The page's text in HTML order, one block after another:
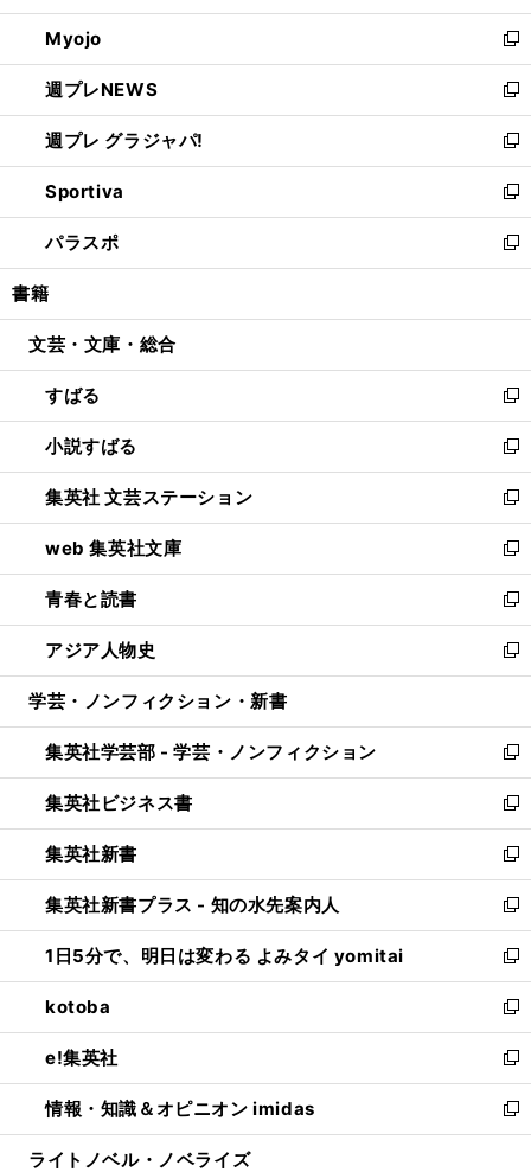
開
く
ウ
で
開
く
ン
ド
ウ
で
開
く
ウ
ィ
ン
ド
ウ
で
開
く
Myojo
新
し
い
ウ
ィ
ン
ド
ウ
で
開
週プレNEWS
新
し
い
ウ
ィ
ン
ド
ウ
開
週プレ グラジャパ!
新
し
い
ウ
ィ
ン
ウ
開
く
Sportiva
新
し
い
ウ
ン
ウ
で
開
く
パラスポ
新
し
ウ
ン
ド
ウ
で
開
く
書籍
文芸・文庫・総合
すばる
新
し
い
ウ
ィ
ン
ド
ウ
で
開
く
小説すばる
新
し
い
ウ
ィ
ン
ド
ウ
で
開
集英社 文芸ステーション
新
し
い
ウ
ィ
ン
ド
ウ
開
く
web 集英社文庫
新
し
い
ウ
ィ
ン
ウ
で
開
く
青春と読書
新
し
い
ウ
ン
ド
ウ
で
開
く
アジア人物史
新
し
ウ
ィ
ン
ド
ウ
で
開
く
学芸・ノンフィクション・新書
集英社学芸部 - 学芸・ノンフィクション
新
し
い
ウ
ィ
ン
ド
ウ
で
開
く
集英社ビジネス書
新
し
い
ウ
ィ
ン
ド
ウ
で
開
く
集英社新書
新
し
い
ウ
ィ
ン
ド
ウ
で
開
く
集英社新書プラス - 知の水先案内人
新
し
い
ウ
ィ
ン
ド
ウ
で
開
1日5分で、明日は変わる よみタイ yomitai
新
し
い
ウ
ィ
ン
ド
ウ
kotoba
新
し
い
ウ
ィ
ン
e!集英社
新
し
い
ウ
情報・知識＆オピニオン imidas
新
し
ライトノベル・ノベライズ